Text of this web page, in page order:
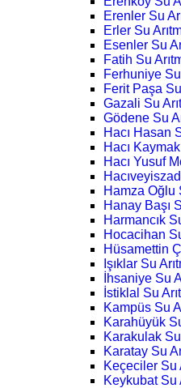
Erenler Su
Erler Su
Esenler Su
Fatih Su
Ferhuniye Su
Ferit Paşa
Gazali Su
Gödene Su
Hacı Hasan
Hacı
Hacı Yusuf
Hamza Oğlu
Hanay Başı
Harmancık
Hocacihan
Hüsamettin
Işıklar Su
İhsaniye Su
İstiklal Su
Kampüs Su
Karahüyük
Karakulak Su
Karatay Su
Keçeciler Su
Keykubat Su